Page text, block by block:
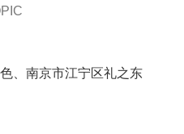
、南京市江宁区礼之东